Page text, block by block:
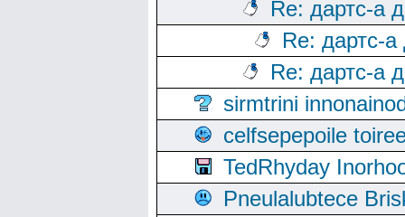
Re: дартс-а
Re: дартс-
Re: дартс-а
sirmtrini
celfsepepoile
TedRhyday
Pneulalubtece